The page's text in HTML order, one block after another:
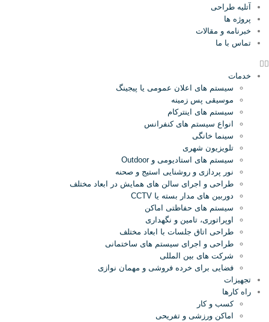
آتلیه طراحی
پروژه ها
خبرنامه و مقالات
تماس با ما
خدمات
سیستم های اعلان عمومی یا پیجینگ
موسیقی پس زمینه
سیستم های اینترکام
انواع سیستم های کنفرانس
سینما خانگی
تلویزیون شهری
سیستم های استادیومی و Outdoor
نور پردازی و روشنایی استیج و صحنه
طراحی و اجرای سالن های همایش در ابعاد مختلف
دوربین های مدار بسته یا CCTV
سیستم های حفاظتی اماکن
اوپراتوری، تامین و نگهداری
طراحی اتاق جلسات با ابعاد مختلف
طراحی و اجرای سیستم های ساختمانی
شرکت های بین المللی
فضایی برای خرده فروشی و مهمان نوازی
تجهیزات
راه کارها
کسب و کار
اماکن ورزشی و تفریحی